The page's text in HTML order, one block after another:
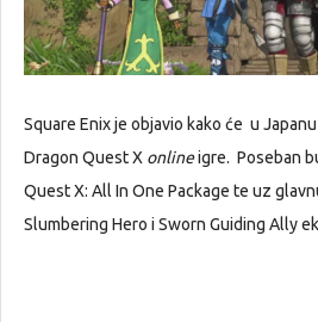
Square Enix je objavio kako će u
Dragon Quest X onlineigre. Poseban
Quest X: All In One Package te uz
Slumbering Hero i Sworn Guiding Ally